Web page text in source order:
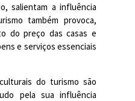
salientam a influência
também provoca,
do preço das casas e
e serviços essenciais
do turismo são
pela sua influência